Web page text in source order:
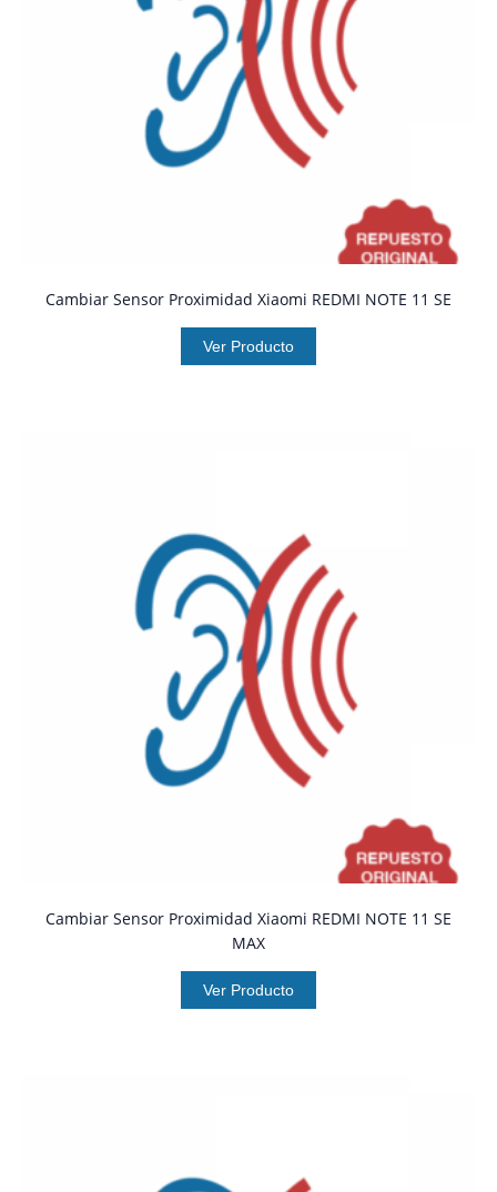
Cambiar Sensor Proximidad Xiaomi REDMI NOTE 11 SE
Ver Producto
Cambiar Sensor Proximidad Xiaomi REDMI NOTE 11 SE
MAX
Ver Producto